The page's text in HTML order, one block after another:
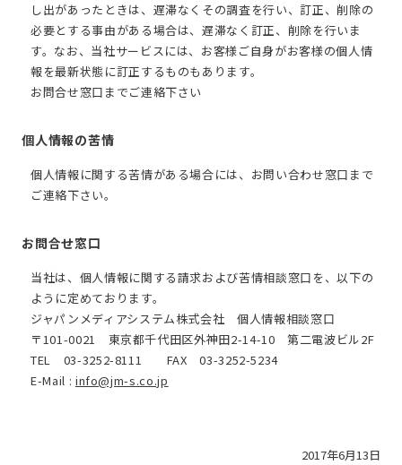
し出があったときは、遅滞なくその調査を行い、訂正、削除の
必要とする事由がある場合は、遅滞なく訂正、削除を行いま
す。なお、当社サービスには、お客様ご自身がお客様の個人情
報を最新状態に訂正するものもあります。
お問合せ窓口までご連絡下さい
個人情報の苦情
個人情報に関する苦情がある場合には、お問い合わせ窓口まで
ご連絡下さい。
お問合せ窓口
当社は、個人情報に関する請求および苦情相談窓口を、以下の
ように定めております。
ジャパンメディアシステム株式会社 個人情報相談窓口
〒101-0021 東京都千代田区外神田2-14-10 第二電波ビル2F
TEL 03-3252-8111 FAX 03-3252-5234
E-Mail : info@jm-s.co.jp
2017年6月13日